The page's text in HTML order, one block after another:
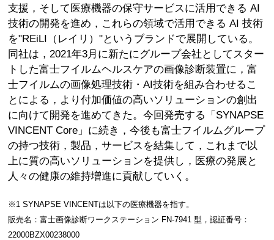
支援，そして医療機器の保守サービスに活用できる AI
技術の開発を進め，これらの領域で活用できる AI 技術
を"REiLI（レイリ）"というブランドで展開している。
同社は，2021年3月に新たにグループ会社としてスター
トした富士フイルムヘルスケアの画像診断装置に，富
士フイルムの画像処理技術・AI技術を組み合わせるこ
とによる，より付加価値の高いソリューションの創出
に向けて開発を進めてきた。今回発売する「SYNAPSE
VINCENT Core」に続き，今後も富士フイルムグループ
の持つ技術，製品，サービスを結集して，これまで以
上に質の高いソリューションを提供し，医療の発展と
人々の健康の維持増進に貢献していく。
※1 SYNAPSE VINCENTは以下の医療機器を指す。
販売名：富士画像診断ワークステーション FN-7941 型，認証番号：
22000BZX00238000